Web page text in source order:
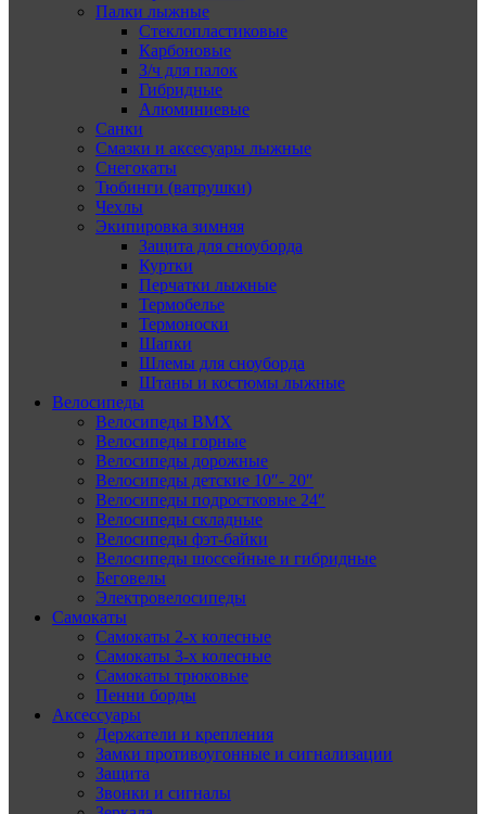
Палки лыжные
Стеклопластиковые
Карбоновые
З/ч для палок
Гибридные
Алюминиевые
Санки
Смазки и аксесуары лыжные
Снегокаты
Тюбинги (ватрушки)
Чехлы
Экипировка зимняя
Защита для сноуборда
Куртки
Перчатки лыжные
Термобелье
Термоноски
Шапки
Шлемы для сноуборда
Штаны и костюмы лыжные
Велосипеды
Велосипеды BMX
Велосипеды горные
Велосипеды дорожные
Велосипеды детские 10″- 20″
Велосипеды подростковые 24″
Велосипеды складные
Велосипеды фэт-байки
Велосипеды шоссейные и гибридные
Беговелы
Электровелосипеды
Самокаты
Самокаты 2-х колесные
Самокаты 3-х колесные
Самокаты трюковые
Пенни борды
Аксессуары
Держатели и крепления
Замки противоугонные и сигнализации
Защита
Звонки и сигналы